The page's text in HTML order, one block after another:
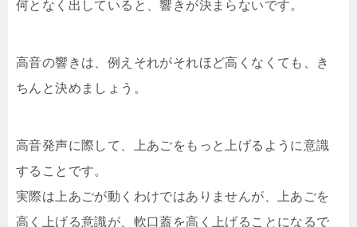
何となく出していると、響きが決まらないです。
高音の響きは、例えそれがそれほど高くなくても、き
ちんと決めましょう。
高音発声に際して、上あごをもっと上げるように意識
することです。
実際は上あごが動くわけではありませんが、上あごを
高く上げる意識が、軟口蓋を高く上げることになるで